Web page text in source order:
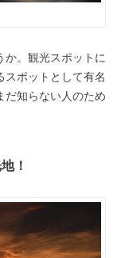
か。観光スポットに
スポットとして有名
だ知らない人のため
！